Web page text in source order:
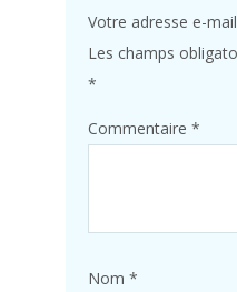
Votre adresse e-
Les champs
*
Commentaire *
Nom *